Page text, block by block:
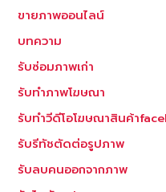
ขายภาพออนไลน์
บทความ
รับซ่อมภาพเก่า
รับทำภาพโฆษณา
รับทำวีดีโอโฆษณาสินค้า
รับรีทัชตัดต่อรูปภาพ
รับลบคนออกจากภาพ